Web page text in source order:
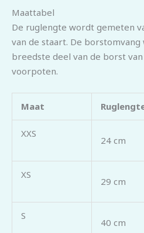
Maattabel
De ruglengte wordt gemeten
van de staart. De
breedste deel van de borst
voorpoten.
Maat
XXS
24 cm
XS
29 cm
S
40 cm